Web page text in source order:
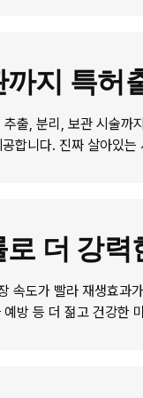
지 특허
출, 분리, 보관 시술까
합니다. 진짜 살아있
더 강력
속도가 빨라 재생효과
방 등 더 젊고 건강한